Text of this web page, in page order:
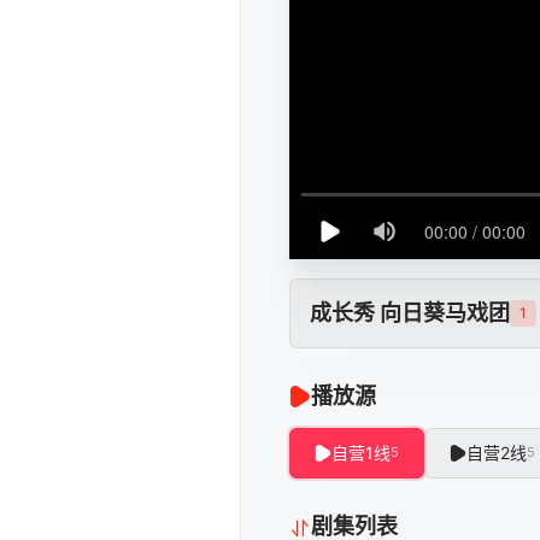
成长秀 向日葵马戏团 1
播放源
自营1线5 自营2线5
剧集列表